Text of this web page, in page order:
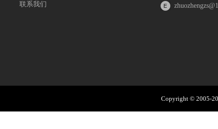
联系我们
Copyright © 2005-